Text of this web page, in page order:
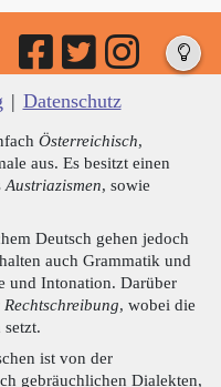
| Datenschutz
Österreichisch,
aus. Es besitzt einen
Austriazismen, sowie
Deutsch gehen jedoch
auch Grammatik und
und Intonation. Darüber
Rechtschreibung, wobei die
ist von der
gebräuchlichen Dialekten,